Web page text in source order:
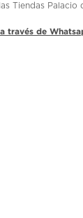
Tiendas
través de